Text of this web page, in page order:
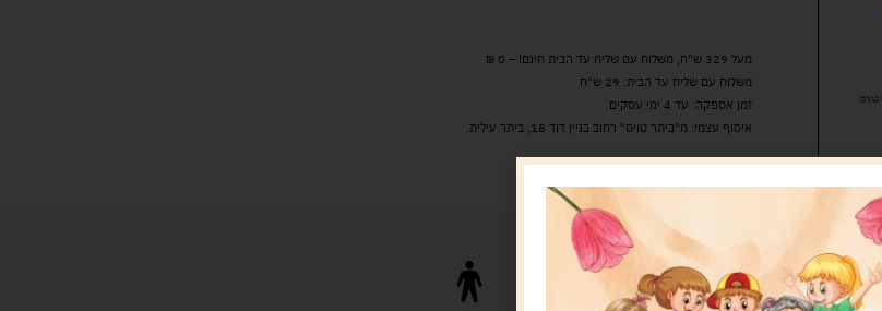
מעל 329 ש"ח, משלוח עם שליח עד הבית חינם! – 0 ₪
משלוח עם שליח עד הבית: 29 ש"ח
זמן אספקה: עד 4 ימי עסקים.
איסוף עצמי: מ"ביתר טויס" רחוב בניין דוד 18, ביתר עילית.